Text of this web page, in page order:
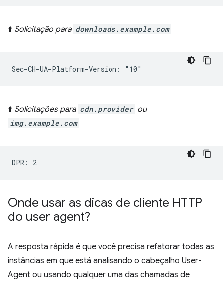
⬆️ Solicitação para downloads.example.com
⬆️ Solicitações para cdn.provider ou
img.example.com
Onde usar as dicas de cliente HTTP
do user agent?
A resposta rápida é que você precisa refatorar todas as
instâncias em que está analisando o cabeçalho User-
Agent ou usando qualquer uma das chamadas de